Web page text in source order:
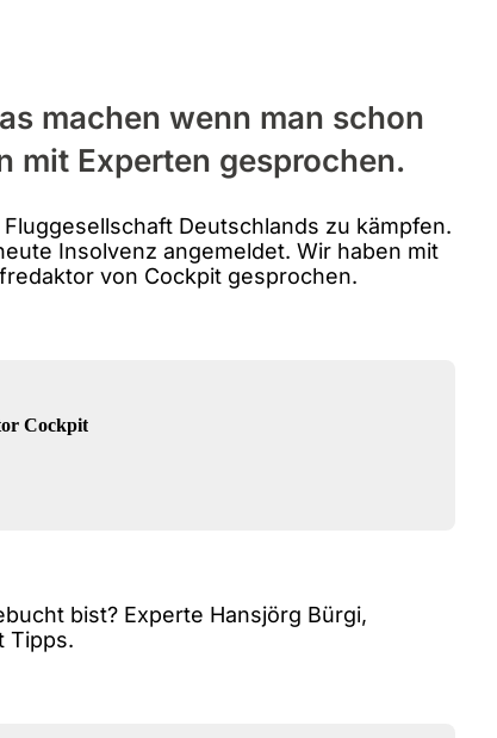
machen wenn man schon
mit Experten gesprochen.
Deutschlands zu kämpfen.
Insolvenz angemeldet. Wir haben mit
von Cockpit gesprochen.
Cockpit
bist? Experte Hansjörg Bürgi,
Tipps.